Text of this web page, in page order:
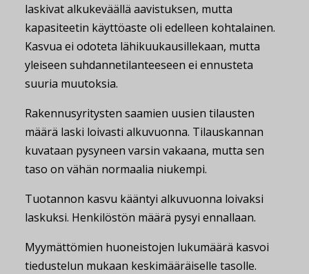
laskivat alkukeväällä aavistuksen, mutta
kapasiteetin käyttöaste oli edelleen kohtalainen.
Kasvua ei odoteta lähikuukausillekaan, mutta
yleiseen suhdannetilanteeseen ei ennusteta
suuria muutoksia.
Rakennusyritysten saamien uusien tilausten
määrä laski loivasti alkuvuonna. Tilauskannan
kuvataan pysyneen varsin vakaana, mutta sen
taso on vähän normaalia niukempi.
Tuotannon kasvu kääntyi alkuvuonna loivaksi
laskuksi. Henkilöstön määrä pysyi ennallaan.
Myymättömien huoneistojen lukumäärä kasvoi
tiedustelun mukaan keskimääräiselle tasolle.